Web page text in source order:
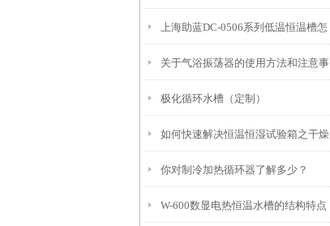
南
上海助蓝DC-0506系列低温恒温槽怎
么使用
关于气浴振荡器的使用方法和注意事
项
极化循环水槽（定制）
如何快速解决恒温恒湿试验箱之干燥
过滤器失效的问题
你对制冷加热循环器了解多少？
W-600数显电热恒温水槽的结构特点